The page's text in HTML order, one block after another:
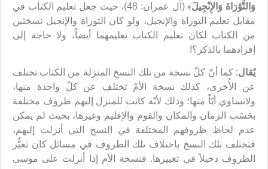
وَالتَّوْرَاةَ وَالإِنْجِيلَ
﴾ (آل عمران: 48)، حيث جعل تعليم الكتاب في
مقابل تعليم التوراة والإنجيل، ولو كان التوراة والإنجيل نسختين
من الكتاب لكان تعليم الكتاب تعليمهما أيضاً، ولا حاجة إلى
إفرادهما بالذكر؟!
يُقال: كما أنّ كلّ نسخة من تلك النسخ المنزلة من الكتاب تختلف
عن الأُخرى، كذلك نسخة الأمّ تختلف عن كلّ واحدة منها،
ولاتساوي أيّاً منها؛ وذلك لأنّه كانت للمنزل إليهم ظروف مختلفة
بحَسَب الزمان والمكان والقوم والإقليم وغيرها، بحيث لم يمكن
عدم لحاظ ظروفهم المختلفة في النسخ التي أنزلت إليهم،
فتختلف تلك النسخ باختلاف تلك الظروف في مسائل كان تغيُّر
الظروف دخيلاً في تغييرها. فنسخة الأم إذا أنزلت على موسى